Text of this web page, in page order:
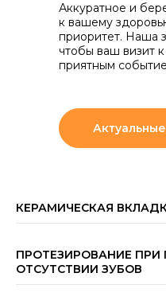
Аккуратное и
к вашему
приоритет. Наша
чтобы ваш визит к
приятным
КЕРАМИЧЕСКАЯ
ПРОТЕЗИРОВАНИЕ
ОТСУТСТВИИ ЗУБОВ